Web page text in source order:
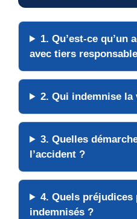
1. Qu’est-ce qu’un
avec tiers
2. Qui indemnise la
3. Quelles
l’accident ?
4. Quels préjudices
indemnisés ?